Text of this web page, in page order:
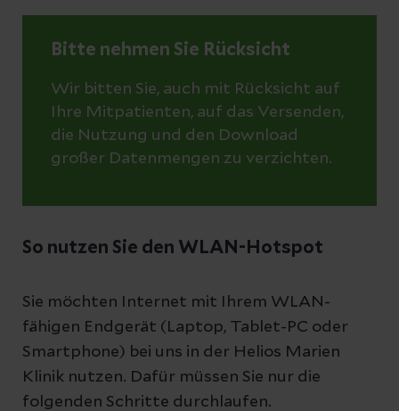
Bitte nehmen Sie Rücksicht
Wir bitten Sie, auch mit Rücksicht auf
Ihre Mitpatienten, auf das Versenden,
die Nutzung und den Download
großer Datenmengen zu verzichten.
So nutzen Sie den WLAN-Hotspot
Sie möchten Internet mit Ihrem WLAN-
fähigen Endgerät (Laptop, Tablet-PC oder
Smartphone) bei uns in der Helios Marien
Klinik nutzen. Dafür müssen Sie nur die
folgenden Schritte durchlaufen.